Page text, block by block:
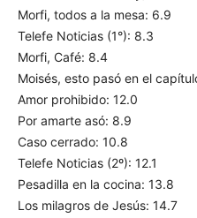
Morfi, todos a la mesa: 6.9
Telefe Noticias (1°): 8.3
Morfi, Café: 8.4
Moisés, esto pasó en el
Amor prohibido: 12.0
Por amarte asó: 8.9
Caso cerrado: 10.8
Telefe Noticias (2º): 12.1
Pesadilla en la cocina: 13.8
Los milagros de Jesús: 14.7